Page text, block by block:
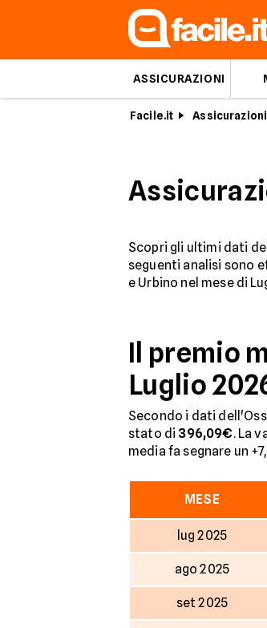
ASSICURAZIONI
Facile.it
Scopri gli ultimi dati
seguenti analisi sono
e Urbino nel mese di
Il premio
Luglio
Secondo i dati
stato di 396,09€. La
media fa segnare un
MESE
lug 2025
ago 2025
set 2025